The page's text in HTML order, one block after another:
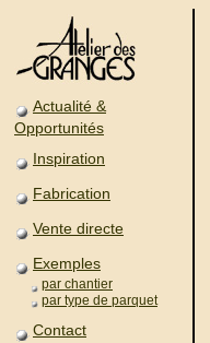
Actualité &
Opportunités
Inspiration
Fabrication
Vente directe
Exemples
par chantier
par type de parquet
Contact